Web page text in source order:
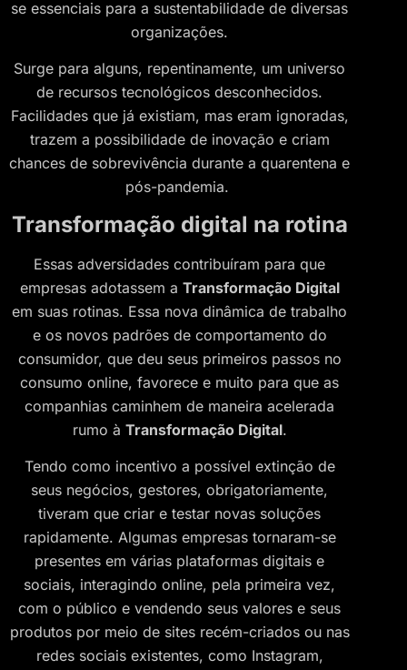
se essenciais para a sustentabilidade de diversas
organizações.
Surge para alguns, repentinamente, um universo
de recursos tecnológicos desconhecidos.
Facilidades que já existiam, mas eram ignoradas,
trazem a possibilidade de inovação e criam
chances de sobrevivência durante a quarentena e
pós-pandemia.
Transformação digital na rotina
Essas adversidades contribuíram para que
empresas adotassem a Transformação Digital
em suas rotinas. Essa nova dinâmica de trabalho
e os novos padrões de comportamento do
consumidor, que deu seus primeiros passos no
consumo online, favorece e muito para que as
companhias caminhem de maneira acelerada
rumo à Transformação Digital.
Tendo como incentivo a possível extinção de
seus negócios, gestores, obrigatoriamente,
tiveram que criar e testar novas soluções
rapidamente. Algumas empresas tornaram-se
presentes em várias plataformas digitais e
sociais, interagindo online, pela primeira vez,
com o público e vendendo seus valores e seus
produtos por meio de sites recém-criados ou nas
redes sociais existentes, como Instagram,